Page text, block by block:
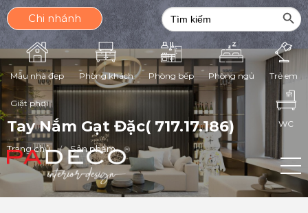
Chi nhánh
Search
for:
Search
Mẫu nhà đẹp Phòng khách Phòng bếp Phòng ngủ Trẻ em
Giặt phơi
WC
Tay Nắm Gạt Đặc( 717.17.186)
Trang chủ Sản phẩm